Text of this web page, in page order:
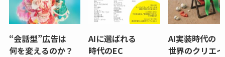
“会話型”広告は
何を変えるのか？
AIに選ばれる
時代のEC
AI実装時代の
世界のクリエ